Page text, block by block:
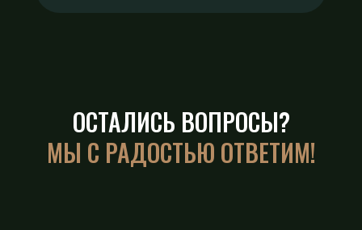
ОСТАЛИСЬ ВОПРОСЫ?
МЫ С РАДОСТЬЮ ОТВЕТИМ!